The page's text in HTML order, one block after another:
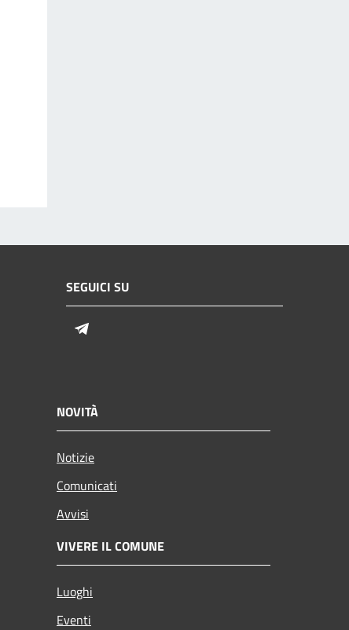
SEGUICI SU
NOVITÀ
Notizie
Comunicati
Avvisi
VIVERE IL COMUNE
Luoghi
Eventi